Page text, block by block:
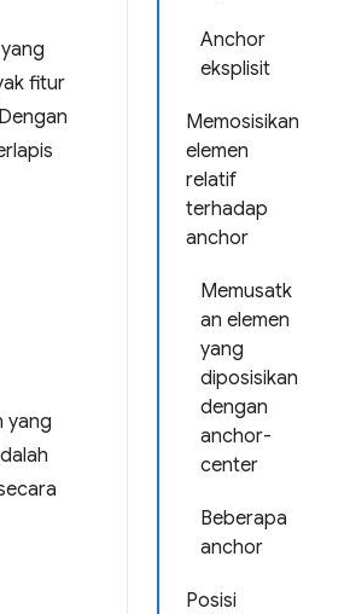
Anchor
eksplisit
Memosisikan
elemen
relatif
terhadap
anchor
Memusatk
an elemen
yang
diposisikan
dengan
anchor-
center
Beberapa
anchor
Posisi
fitur
yang